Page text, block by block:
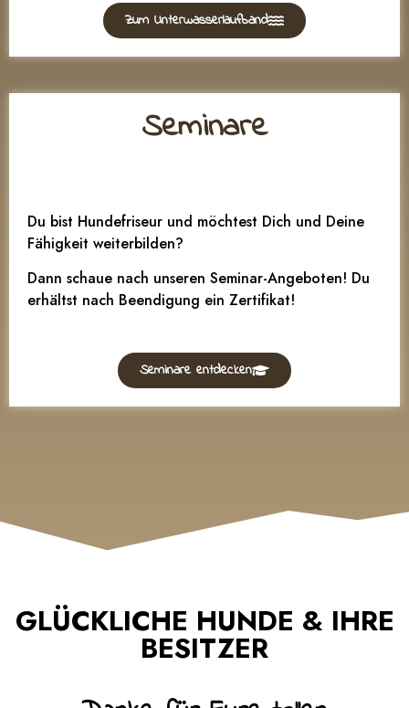
Zum Unterwasserlaufband
Seminare
Du bist Hundefriseur und möchtest Dich und Deine
Fähigkeit weiterbilden?
Dann schaue nach unseren Seminar-Angeboten! Du
erhältst nach Beendigung ein Zertifikat!
Seminare entdecken
GLÜCKLICHE HUNDE & IHRE
BESITZER